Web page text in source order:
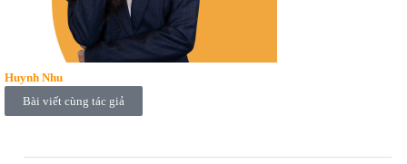
Huynh Nhu
Bài viết cùng tác giả